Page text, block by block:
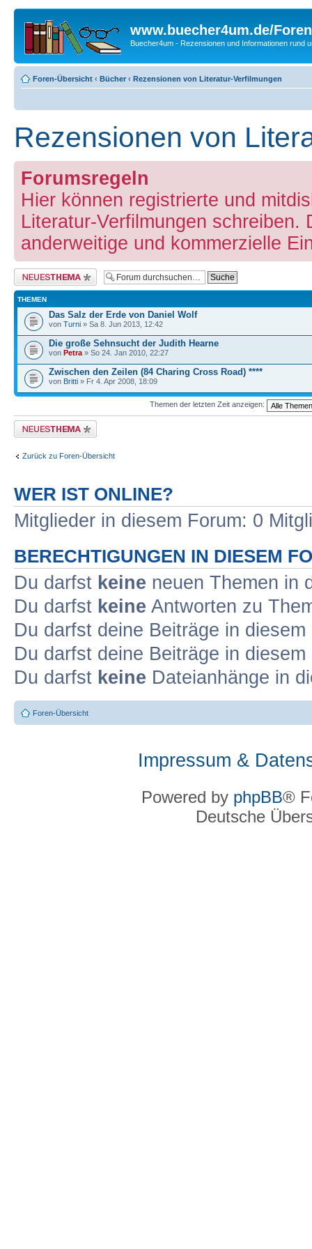
www.buecher4um.de/Foren
Buecher4um - Rezensionen und Informationen rund
Foren-Übersicht ‹ Bücher ‹ Rezensionen von Literatur-Verfilmungen
Rezensionen von
Forumsregeln
Hier können registrierte und
Literatur-Verfilmungen
anderweitige und kommerzielle
Neues Thema erstellen
THEMEN
Das Salz der Erde von Daniel Wolf
von Turni » Sa 8. Jun 2013, 12:42
Die große Sehnsucht der Judith Hearne
von Petra » So 24. Jan 2010, 22:27
Zwischen den Zeilen (84 Charing Cross Road) ****
von Britti » Fr 4. Apr 2008, 18:09
Themen der letzten Zeit anzeigen:
Neues Thema erstellen
Zurück zu Foren-Übersicht
WER IST ONLINE?
Mitglieder in diesem Forum: 0
BERECHTIGUNGEN IN DIESEM
Du darfst keine neuen Themen in
Du darfst keine Antworten zu
Du darfst deine Beiträge in
Du darfst deine Beiträge in
Du darfst keine Dateianhänge in
Foren-Übersicht
Impressum &
Powered by phpBB®
Deutsche